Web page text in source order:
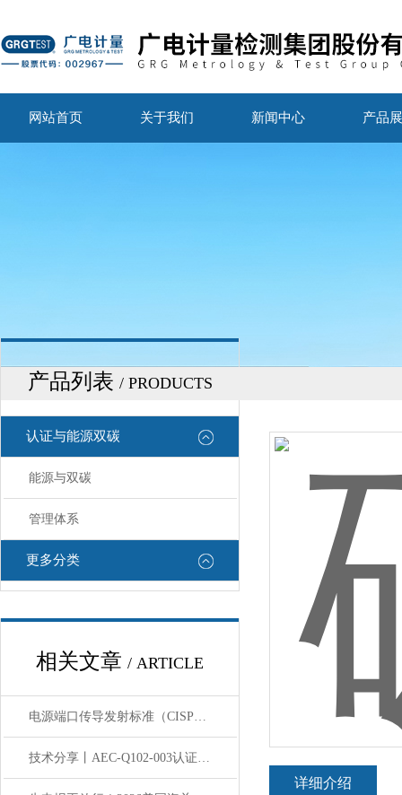
网站首页 关于我们 新闻中心 产品
产品列表 / PRODUCTS
认证与能源双碳
能源与双碳
管理体系
更多分类
相关文章 / ARTICLE
电源端口传导发射标准（CISPR25/EN55022）对比
技术分享丨AEC-Q102-003认证介绍
详细介绍